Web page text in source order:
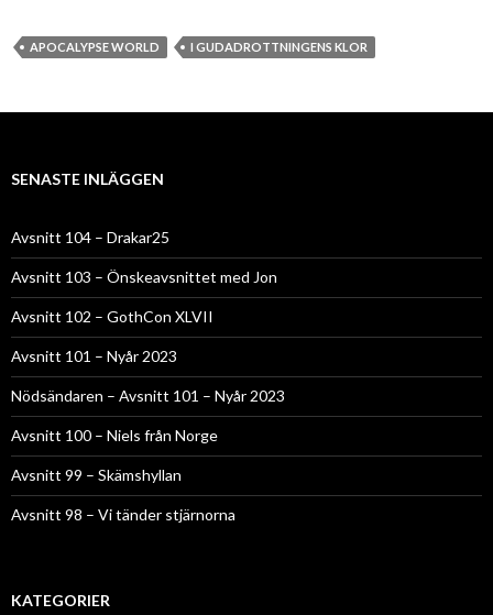
APOCALYPSE WORLD I GUDADROTTNINGENS KLOR
SENASTE INLÄGGEN
Avsnitt 104 – Drakar25
Avsnitt 103 – Önskeavsnittet med Jon
Avsnitt 102 – GothCon XLVII
Avsnitt 101 – Nyår 2023
Nödsändaren – Avsnitt 101 – Nyår 2023
Avsnitt 100 – Niels från Norge
Avsnitt 99 – Skämshyllan
Avsnitt 98 – Vi tänder stjärnorna
KATEGORIER